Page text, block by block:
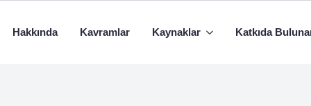
Hakkında Kavramlar Kaynaklar Katkıda